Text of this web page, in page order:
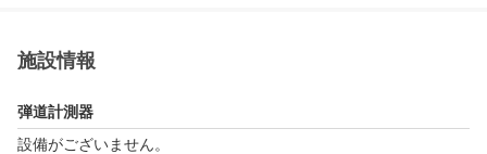
施設情報
弾道計測器
設備がございません。